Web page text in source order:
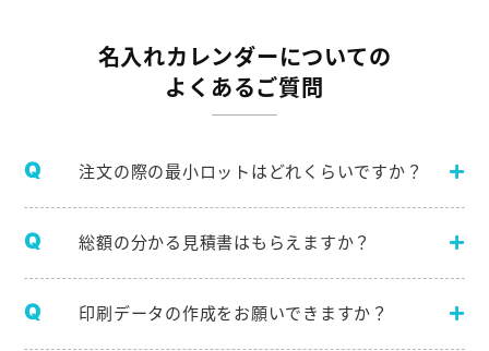
名入れカレンダーについての
よくあるご質問
注文の際の最小ロットはどれくらいですか？
総額の分かる見積書はもらえますか？
印刷データの作成をお願いできますか？